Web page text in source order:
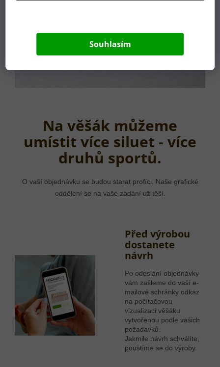
Souhlasím
Na věšák můžeme
umístit více siluet - více
druhů sportů.
O vaší objednávku se budou starat profíci. Naše grafické
oddělení se na vaše zadání už těší.
Před výrobou
dostanete
návrh
Po odeslání objednávky
vám zašleme do vaší e-
mailové schránky odkaz
na počítačovou
vizualizaci věšáku
vytvořenou podle vašich
požadavků.
Jakmile návrh schválíte,
pouštíme se do výroby.